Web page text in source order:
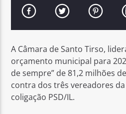
TÁ BONITO
Rádio No ar
A Câmara de Santo Tirso,
orçamento municipal para
de sempre” de 81,2 milhões
contra dos três vereadores
coligação PSD/IL.